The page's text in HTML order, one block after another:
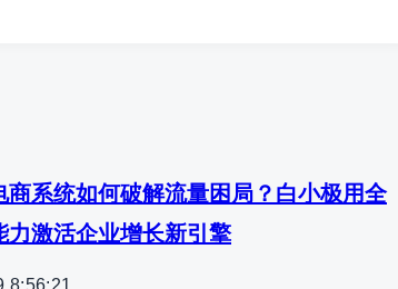
商系统如何破解流量困局？白小极用全
力激活企业增长新引擎
8:56:21